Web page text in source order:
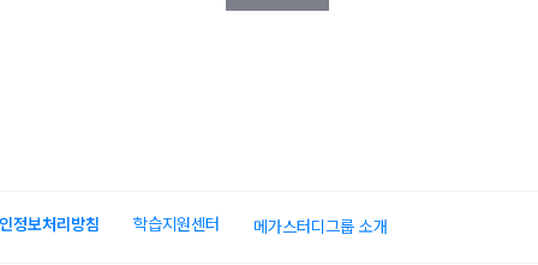
정보처리방침 학습지원센터 메가스터디그룹 소개